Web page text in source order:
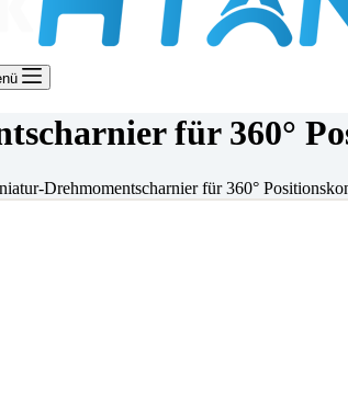
für 360°
Drehmomentscharnier für 360°